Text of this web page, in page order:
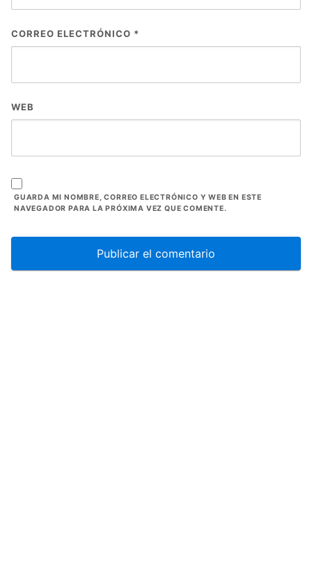
CORREO ELECTRÓNICO *
WEB
GUARDA MI NOMBRE, CORREO ELECTRÓNICO Y WEB EN ESTE
NAVEGADOR PARA LA PRÓXIMA VEZ QUE COMENTE.